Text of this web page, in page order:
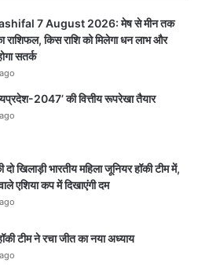
7 August 2026: मेष से मीन तक
किस राशि को मिलेगा धन लाभ और
सतर्क
2047’ की वित्तीय रूपरेखा तैयार
दो खिलाड़ी भारतीय महिला जूनियर हॉकी टीम में,
एशिया कप में दिखाएंगी दम
टीम ने रचा जीत का नया अध्याय